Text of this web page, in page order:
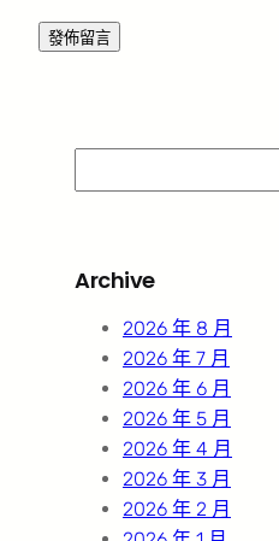
e
c
Archive
2026 年 8 月
2026 年 7 月
2026 年 6 月
2026 年 5 月
2026 年 4 月
2026 年 3 月
2026 年 2 月